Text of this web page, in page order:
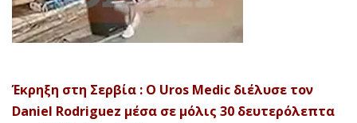
Έκρηξη στη Σερβία : Ο Uros Medic διέλυσε τον
Daniel Rodriguez μέσα σε μόλις 30 δευτερόλεπτα